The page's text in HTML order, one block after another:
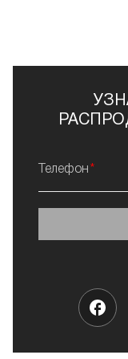
Телефон